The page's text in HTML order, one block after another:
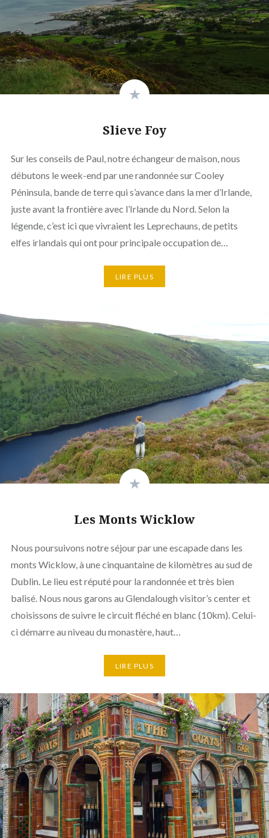
Slieve Foy
Sur les conseils de Paul, notre échangeur de maison, nous
débutons le week-end par une randonnée sur Cooley
Péninsula, bande de terre qui s’avance dans la mer d’Irlande,
juste avant la frontière avec l’Irlande du Nord. Selon la
légende, c’est ici que vivraient les Leprechauns, de petits
elfes irlandais qui ont pour principale occupation de…
LIRE PLUS
Les Monts Wicklow
Nous poursuivons notre séjour par une escapade dans les
monts Wicklow, à une cinquantaine de kilomètres au sud de
Dublin. Le lieu est réputé pour la randonnée et très bien
balisé. Nous nous garons au Glendalough visitor’s center et
choisissons de suivre le circuit fléché en blanc (10km). Celui-
ci démarre au niveau du monastère, haut…
LIRE PLUS